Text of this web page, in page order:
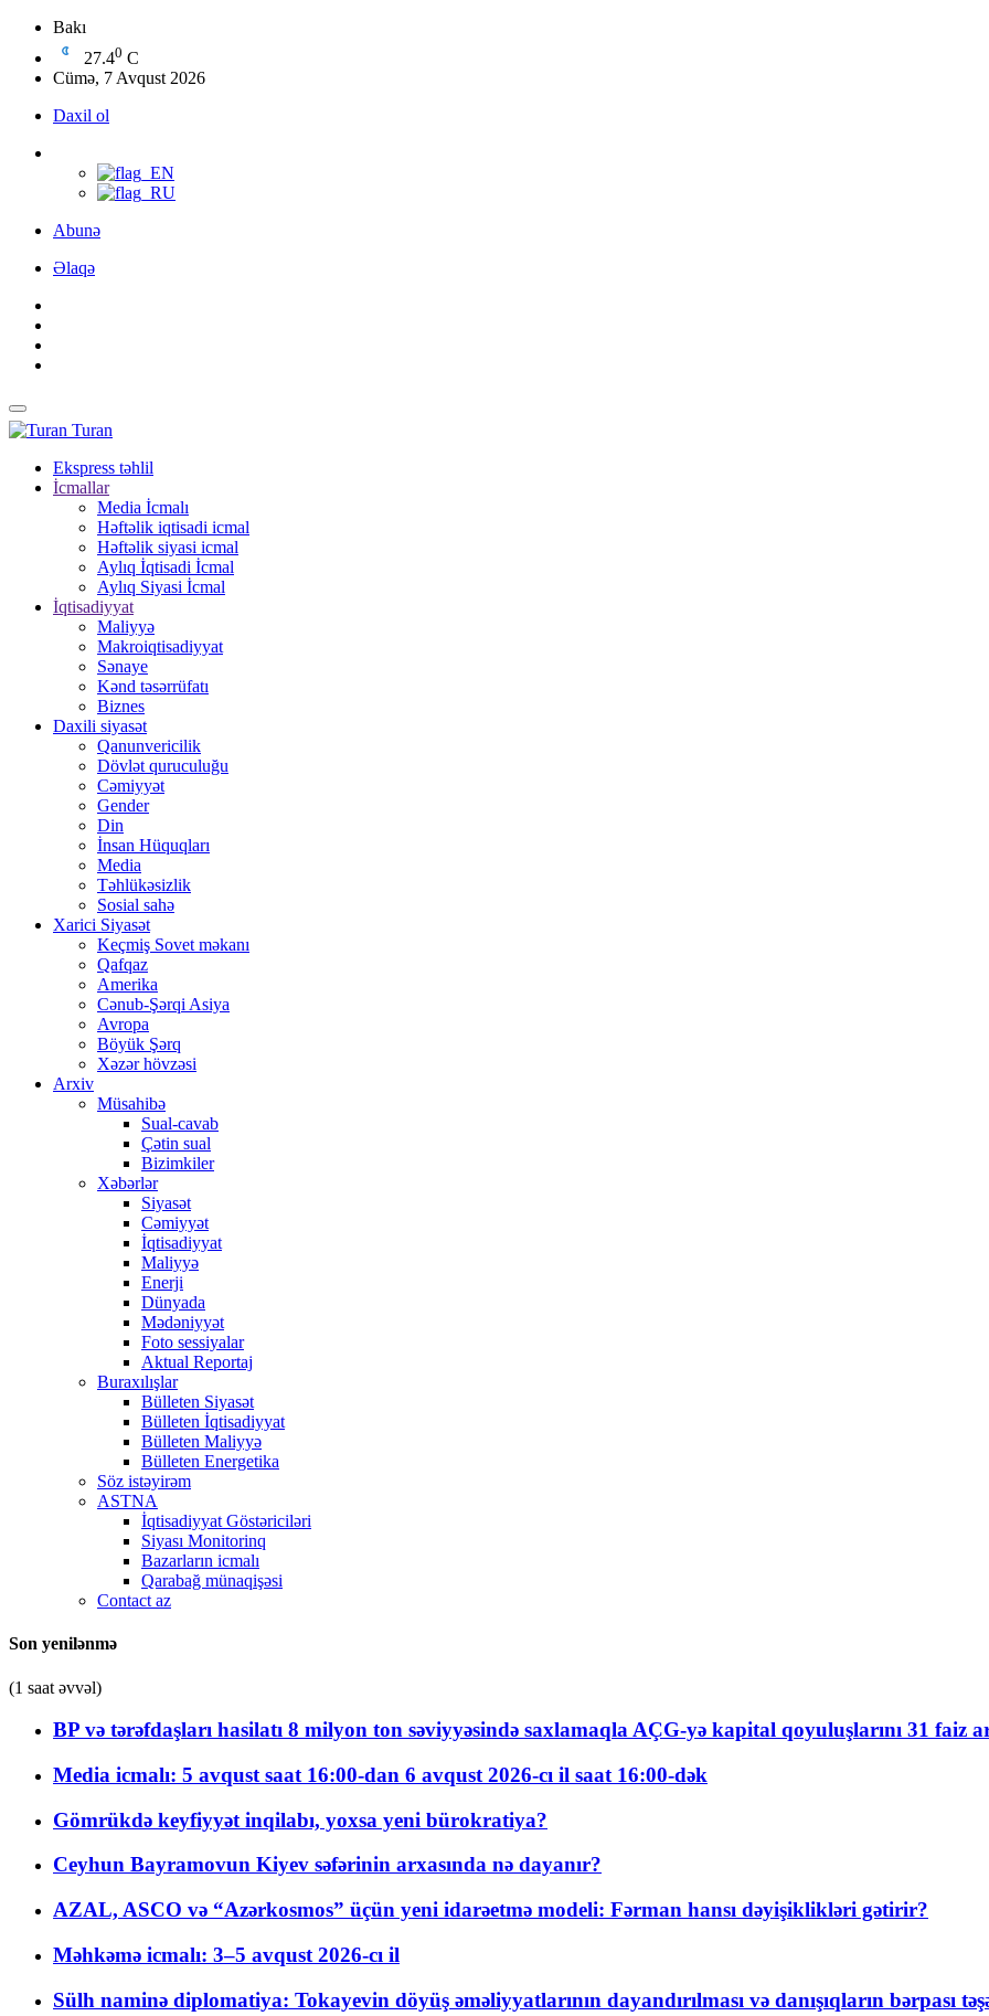
Bakı
27.40 C
Cümə, 7 Avqust 2026
Daxil ol
Abunə
Əlaqə
Turan
Ekspress təhlil
İcmallar
Media İcmalı
Həftəlik iqtisadi icmal
Həftəlik siyasi icmal
Aylıq İqtisadi İcmal
Aylıq Siyasi İcmal
İqtisadiyyat
Maliyyə
Makroiqtisadiyyat
Sənaye
Kənd təsərrüfatı
Biznes
Daxili siyasət
Qanunvericilik
Dövlət quruculuğu
Cəmiyyət
Gender
Din
İnsan Hüquqları
Media
Təhlükəsizlik
Sosial sahə
Xarici Siyasət
Keçmiş Sovet məkanı
Qafqaz
Amerika
Cənub-Şərqi Asiya
Avropa
Böyük Şərq
Xəzər hövzəsi
Arxiv
Müsahibə
Sual-cavab
Çətin sual
Bizimkiler
Xəbərlər
Siyasət
Cəmiyyət
İqtisadiyyat
Maliyyə
Enerji
Dünyada
Mədəniyyət
Foto sessiyalar
Aktual Reportaj
Buraxılışlar
Bülleten Siyasət
Bülleten İqtisadiyyat
Bülleten Maliyyə
Bülleten Energetika
Söz istəyirəm
ASTNA
İqtisadiyyat Göstəriciləri
Siyası Monitorinq
Bazarların icmalı
Qarabağ münaqişəsi
Contact az
Son yenilənmə
(1 saat əvvəl)
BP və tərəfdaşları hasilatı 8 milyon ton səviyyəsində saxlamaqla AÇG-yə kapital qoyuluşlarını 31 faiz
Media icmalı: 5 avqust saat 16:00-dan 6 avqust 2026-cı il saat 16:00-dək
Gömrükdə keyfiyyət inqilabı, yoxsa yeni bürokratiya?
Ceyhun Bayramovun Kiyev səfərinin arxasında nə dayanır?
AZAL, ASCO və “Azərkosmos” üçün yeni idarəetmə modeli: Fərman hansı dəyişiklikləri gətirir?
Məhkəmə icmalı: 3–5 avqust 2026-cı il
Sülh naminə diplomatiya: Tokayevin döyüş əməliyyatlarının dayandırılması və danışıqların bərpası